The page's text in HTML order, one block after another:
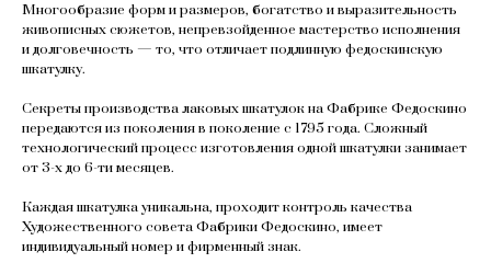
Многообразие форм и размеров, богатство и выразительность
живописных сюжетов, непревзойденное мастерство исполнения
и долговечность — то, что отличает подлинную федоскинскую
шкатулку.
Секреты производства лаковых шкатулок на Фабрике Федоскино
передаются из поколения в поколение с 1795 года. Сложный
технологический процесс изготовления одной шкатулки занимает
от 3-х до 6-ти месяцев.
Каждая шкатулка уникальна, проходит контроль качества
Художественного совета Фабрики Федоскино, имеет
индивидуальный номер и фирменный знак.